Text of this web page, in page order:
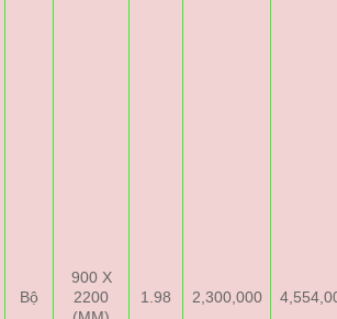
Bộ
900 X
2200
1.98 2,300,000